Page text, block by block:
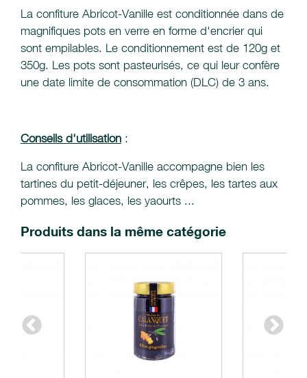
La confiture Abricot-Vanille est conditionnée dans de
magnifiques pots en verre en forme d'encrier qui
sont empilables. Le conditionnement est de 120g et
350g. Les pots sont pasteurisés, ce qui leur confère
une date limite de consommation (DLC) de 3 ans.
Conseils d'utilisation :
La confiture Abricot-Vanille accompagne bien les
tartines du petit-déjeuner, les crêpes, les tartes aux
pommes, les glaces, les yaourts ...
Produits dans la même catégorie